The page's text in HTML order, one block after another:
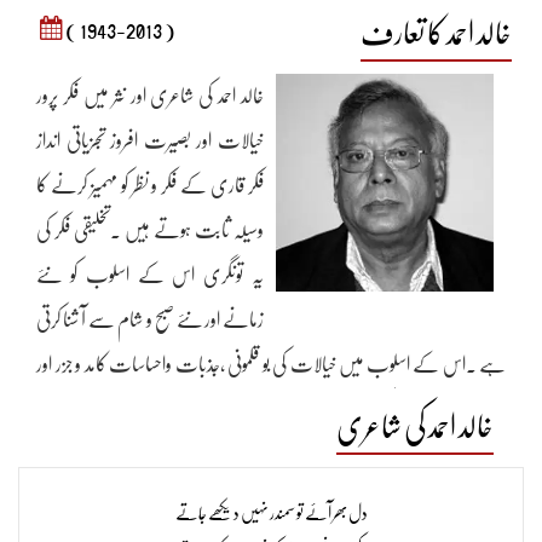
خالد احمد کا تعارف ( 1943-2013 )
خالد احمد کی شاعری اور نثر میں فکر پرور
خیالات اور بصیرت افروز تجزیاتی انداز
فکر قاری کے فکر و نظر کو مہمیز کرنے کا
وسیلہ ثابت ہوتے ہیں ۔تخلیقی فکر کی
یہ تونگری اس کے اسلوب کو نئے
زمانے اور نئے صبح و شام سے آ شنا کرتی
ہے ۔اس کے اسلوب میں خیالات کی بو قلمونی ،جذبات واحساسات کامد و جزر اور
پیرایہءاظہار کی مسحور کن دلکشی قاری کو قطرے میں دجلہ اور جزو میں کل کا منظر
دکھانے پر قادر ہے ۔وہ جس سلیقے سے اپنے لا شعوری محرکات اور داخلی کیفیات
کو الفاظ کے قالب میں ڈھالتا ہے وہ اس کی انفرادیت کی دلیل ہے۔خیا لات
خالد احمد کی شاعری
دل بھر آئے تو سمندر نہیں دیکھے جاتے